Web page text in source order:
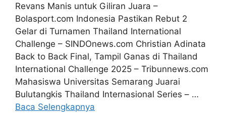
Revans Manis untuk Giliran Juara –
Bolasport.com Indonesia Pastikan Rebut 2
Gelar di Turnamen Thailand International
Challenge – SINDOnews.com Christian Adinata
Back to Back Final, Tampil Ganas di Thailand
International Challenge 2025 – Tribunnews.com
Mahasiswa Universitas Semarang Juarai
Bulutangkis Thailand Internasional Series – …
Baca Selengkapnya